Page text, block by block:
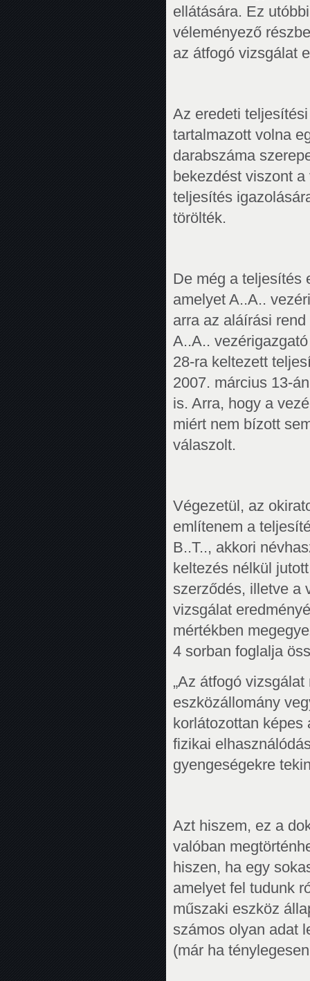
ellátására. Ez
véleményező
az átfogó vizsgálat
Az eredeti
tartalmazott volna
darabszáma
bekezdést viszont
teljesítés
törölték.
De még a teljesítés
amelyet A..A..
arra az aláírási
A..A..
28-ra keltezett
2007. március 13-
is. Arra, hogy a
miért nem bízott
válaszolt.
Végezetül, az
említenem a
B..T.., akkori
keltezés nélkül
szerződés, illetve a
vizsgálat
mértékben
4 sorban foglalja
„Az átfogó
eszközállomány
korlátozottan
fizikai
gyengeségekre
Azt hiszem, ez a
valóban
hiszen, ha egy
amelyet fel tudunk
műszaki eszköz
számos olyan adat
(már ha